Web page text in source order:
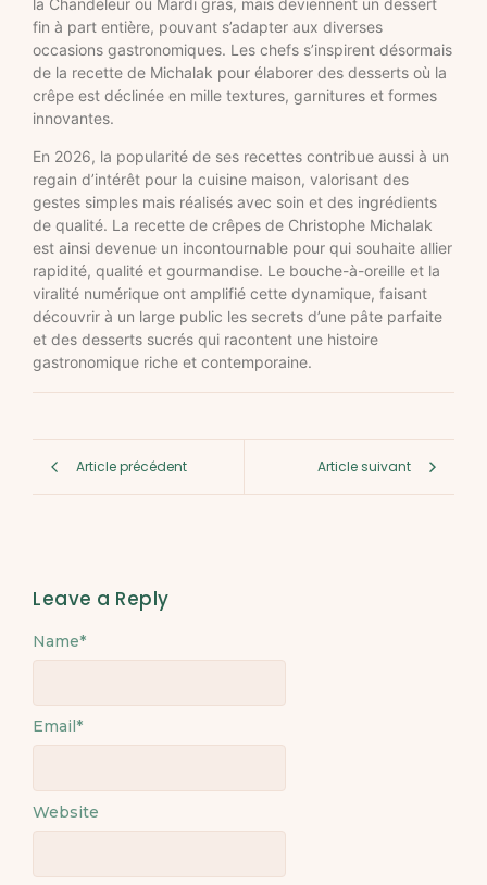
la Chandeleur ou Mardi gras, mais deviennent un dessert
fin à part entière, pouvant s’adapter aux diverses
occasions gastronomiques. Les chefs s’inspirent désormais
de la recette de Michalak pour élaborer des desserts où la
crêpe est déclinée en mille textures, garnitures et formes
innovantes.
En 2026, la popularité de ses recettes contribue aussi à un
regain d’intérêt pour la cuisine maison, valorisant des
gestes simples mais réalisés avec soin et des ingrédients
de qualité. La recette de crêpes de Christophe Michalak
est ainsi devenue un incontournable pour qui souhaite allier
rapidité, qualité et gourmandise. Le bouche-à-oreille et la
viralité numérique ont amplifié cette dynamique, faisant
découvrir à un large public les secrets d’une pâte parfaite
et des desserts sucrés qui racontent une histoire
gastronomique riche et contemporaine.
Article précédent Article suivant
Leave a Reply
Name*
Email*
Website
Alternative: